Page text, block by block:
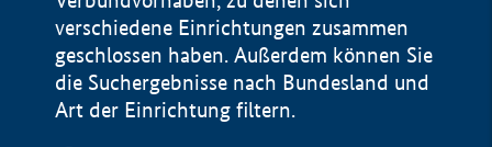
verschiedene Einrichtungen zusammen
geschlossen haben. Außerdem können Sie
die Suchergebnisse nach Bundesland und
Art der Einrichtung filtern.